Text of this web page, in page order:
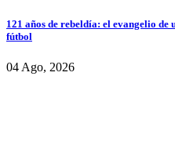
121 años de rebeldía: el evangelio
fútbol
04 Ago, 2026